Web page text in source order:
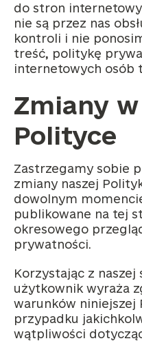
do stron
nie są przez nas
kontroli i nie
treść, politykę
internetowych osób
Zmiany
Polityce
Zastrzegamy sobie
zmiany naszej
dowolnym
publikowane na tej
okresowego
prywatności.
Korzystając z
użytkownik wyraża
warunków niniejszej
przypadku
wątpliwości